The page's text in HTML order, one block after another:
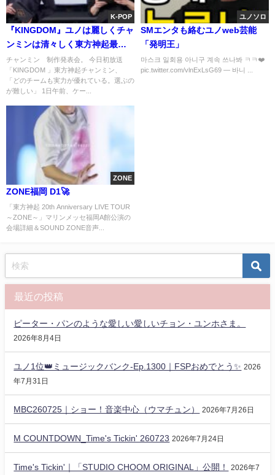
K-POP
『KINGDOM』ユノは麗しくチャ
ンミンは清々しく東方神起最
高！
チャンミン 制作発表会。 今日初放送
「KINGDOM 」東方神起チャンミン、
「どのチームも実力が優れている。選ぶの
が難しい」 1日午前、ケー...
ユノソロ
SMエンタも絡むユノweb芸能
「発明王」
마스크 일회용 아니구 계속 쓰나봐 ㅋㅋ❤️
pic.twitter.com/vlnExLsG69 — 바니 ...
ZONE
ZONE福岡 D1🚀
「東方神起 20th Anniversary LIVE TOUR
～ZONE～」マリンメッセ福岡A館公演の
会場詳細＆SOUND ZONE音声...
最近の投稿
ピーター・パンのような愛しい愛しいチョン・ユンホさま。
2026年8月4日
ユノ1位👑ミュージックバンク-Ep.1300｜FSPおめでとう✨️ 2026
年7月31日
MBC260725｜ショー！音楽中心（ウマチュン） 2026年7月26日
M COUNTDOWN_Time's Tickin' 260723 2026年7月24日
Time's Tickin'｜「STUDIO CHOOM ORIGINAL」公開！
2026年7